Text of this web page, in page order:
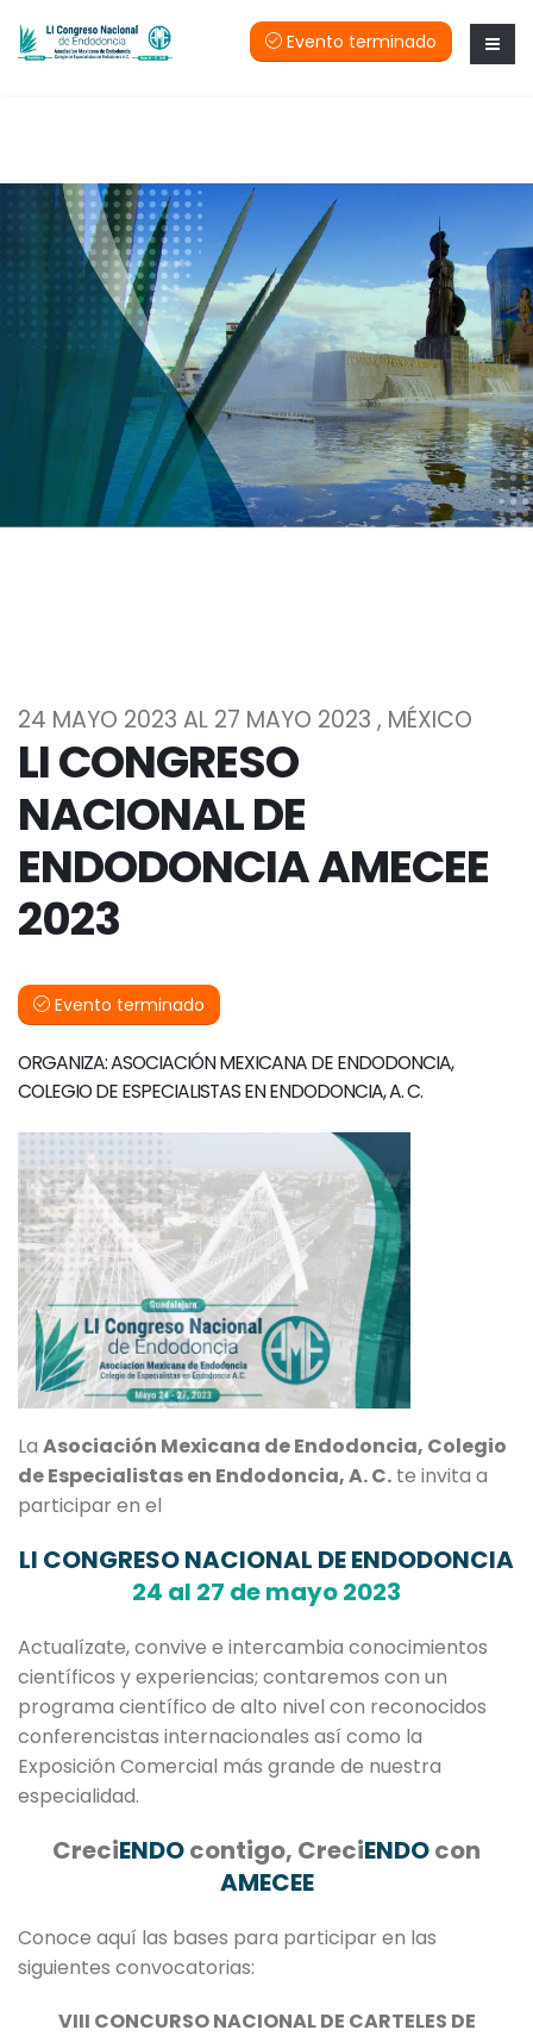
Evento terminado
24 MAYO 2023 AL 27 MAYO 2023 , MÉXICO
LI CONGRESO
NACIONAL DE
ENDODONCIA AMECEE
2023
Evento terminado
ORGANIZA: ASOCIACIÓN MEXICANA DE ENDODONCIA,
COLEGIO DE ESPECIALISTAS EN ENDODONCIA, A. C.
La Asociación Mexicana de Endodoncia, Colegio
de Especialistas en Endodoncia, A. C. te invita a
participar en el
LI CONGRESO NACIONAL DE ENDODONCIA
24 al 27 de mayo 2023
Actualízate, convive e intercambia conocimientos
científicos y experiencias; contaremos con un
programa científico de alto nivel con reconocidos
conferencistas internacionales así como la
Exposición Comercial más grande de nuestra
especialidad.
CreciENDOcontigo, CreciENDOcon
AMECEE
Conoce aquí las bases para participar en las
siguientes convocatorias:
VIII CONCURSO NACIONAL DE CARTELES DE